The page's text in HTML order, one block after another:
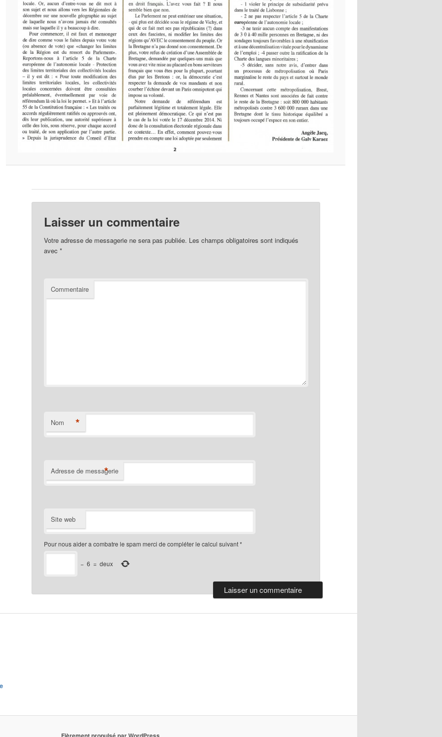
Laisser un commentaire
Votre adresse de messagerie ne sera pas publiée. Les champs obligatoires sont indiqués
avec*
Commentaire
Nom *
Adresse de messagerie
*
Site web
Pour nous aider a combatre le spam merci de compléter le calcul suivant*
− 6 = deux